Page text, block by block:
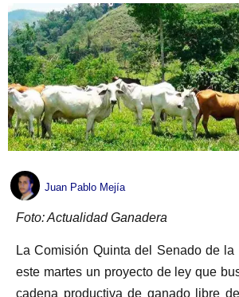
Juan Pablo Mejía
Foto: Actualidad Ganadera
La Comisión Quinta del Senado de
este martes un proyecto de ley que
cadena productiva de ganado libre